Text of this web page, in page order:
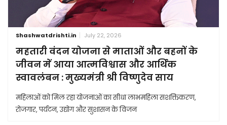
Shashwatdrishti.in July 22, 2026
महतारी वंदन योजना से माताओं और बहनों के
जीवन में आया आत्मविश्वास और आर्थिक
स्वावलंबन : मुख्यमंत्री श्री विष्णुदेव साय
महिलाओं को मिल रहा योजनाओं का सीधा लाभमहिला सशक्तिकरण,
रोजगार, पर्यटन, उद्योग और सुशासन के विजन